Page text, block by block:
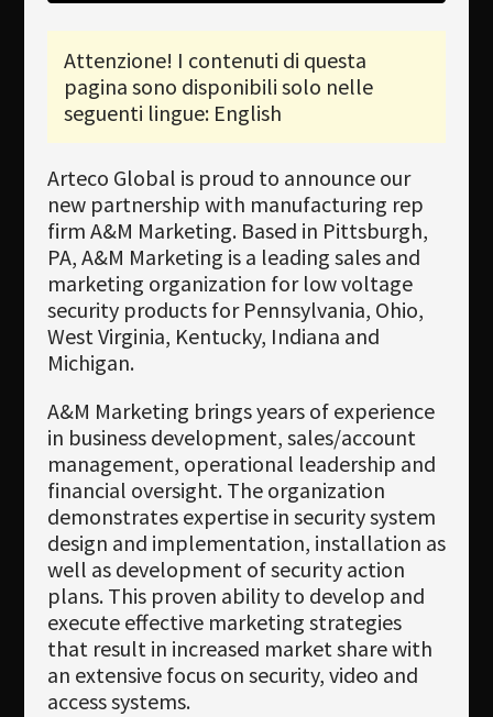
Download
Lingua
Attenzione! I contenuti di questa
pagina sono disponibili solo nelle
seguenti lingue: English
Arteco Global is proud to announce our
new partnership with manufacturing rep
firm A&M Marketing. Based in Pittsburgh,
PA, A&M Marketing is a leading sales and
marketing organization for low voltage
security products for Pennsylvania, Ohio,
West Virginia, Kentucky, Indiana and
Michigan.
A&M Marketing brings years of experience
in business development, sales/account
management, operational leadership and
financial oversight. The organization
demonstrates expertise in security system
design and implementation, installation as
well as development of security action
plans. This proven ability to develop and
execute effective marketing strategies
that result in increased market share with
an extensive focus on security, video and
access systems.